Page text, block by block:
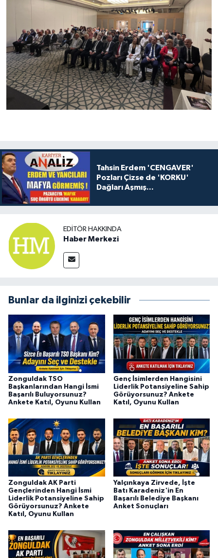
Tahsin Erdem 'CENGAVER'
Pozları Çizse de 'KORKU'
Dağları Aşmış...
EDITÖR HAKKINDA
Haber Merkezi
Bunlar da ilginizi çekebilir
Zonguldak TSO
Başkanlarından Hangi İsmi
Başarılı Buluyorsunuz?
Ankete Katıl, Oyunu Kullan
Genç İsimlerden Hangisini
Liderlik Potansiyeline Sahip
Görüyorsunuz? Ankete
Katıl, Oyunu Kullan
Zonguldak AK Parti
Gençlerinden Hangi İsmi
Liderlik Potansiyeline Sahip
Görüyorsunuz? Ankete
Katıl, Oyunu Kullan
Yalçınkaya Zirvede, İşte
Batı Karadeniz'in En
Başarılı Belediye Başkanı
Anket Sonuçları